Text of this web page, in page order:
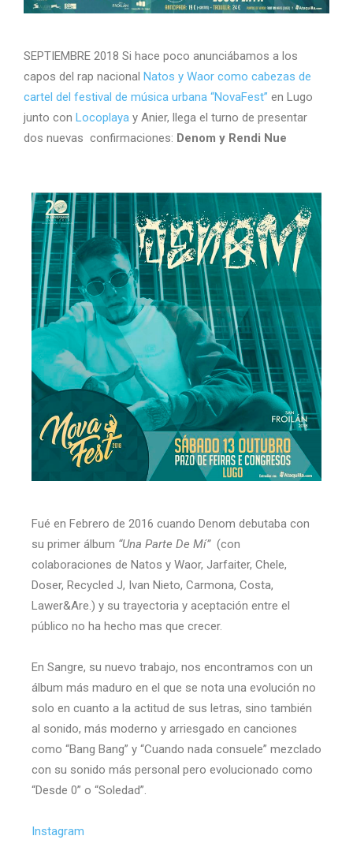
SEPTIEMBRE 2018 Si hace poco anunciábamos a los
capos del rap nacional Natos y Waor como cabezas de
cartel del festival de música urbana “NovaFest” en Lugo
junto con Locoplaya y Anier, llega el turno de presentar
dos nuevas confirmaciones: Denom y Rendi Nue
Fué en Febrero de 2016 cuando Denom debutaba con
su primer álbum “Una Parte De Mí” (con
colaboraciones de Natos y Waor, Jarfaiter, Chele,
Doser, Recycled J, Ivan Nieto, Carmona, Costa,
Lawer&Are.) y su trayectoria y aceptación entre el
público no ha hecho mas que crecer.
En Sangre, su nuevo trabajo, nos encontramos con un
álbum más maduro en el que se nota una evolución no
solo en cuanto a la actitud de sus letras, sino también
al sonido, más moderno y arriesgado en canciones
como “Bang Bang” y “Cuando nada consuele” mezclado
con su sonido más personal pero evolucionado como
“Desde 0” o “Soledad”.
Instagram